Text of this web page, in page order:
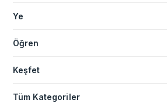
Ye
Öğren
Keşfet
Tüm Kategoriler